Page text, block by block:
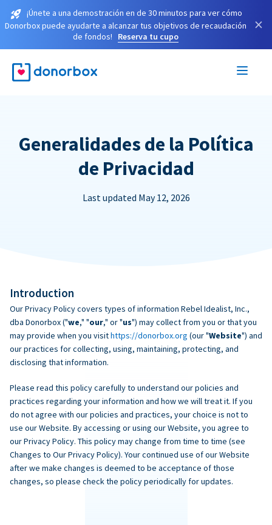
¡Únete a una demostración en de 30 minutos para ver cómo
Donorbox puede ayudarte a alcanzar tus objetivos de recaudación
de fondos!
Reserva tu cupo
×
Generalidades de la Política
de Privacidad
Last updated May 12, 2026
Introduction
Our Privacy Policy covers types of information Rebel Idealist, Inc.,
dba Donorbox ("we," "our," or "us") may collect from you or that you
may provide when you visithttps://donorbox.org (our "Website") and
our practices for collecting, using, maintaining, protecting, and
disclosing that information.
Please read this policy carefully to understand our policies and
practices regarding your information and how we will treat it. If you
do not agree with our policies and practices, your choice is not to
use our Website. By accessing or using our Website, you agree to
our Privacy Policy. This policy may change from time to time (see
Changes to Our Privacy Policy). Your continued use of our Website
after we make changes is deemed to be acceptance of those
changes, so please check the policy periodically for updates.